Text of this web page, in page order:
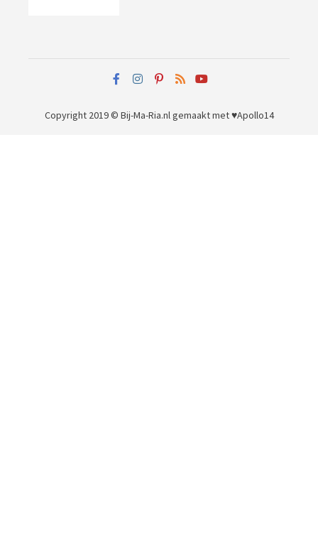
Copyright 2019 © Bij-Ma-Ria.nl gemaakt met ♥Apollo14